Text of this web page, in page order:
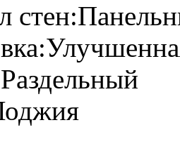
стен:
Раздельный